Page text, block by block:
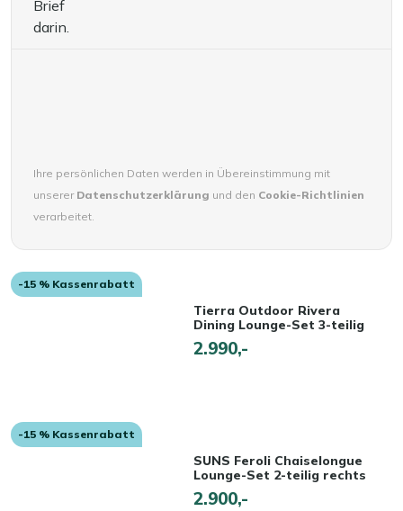
Ihre persönlichen Daten werden in Übereinstimmung mit
unserer Datenschutzerklärung und den Cookie-Richtlinien
verarbeitet.
-15 % Kassenrabatt
Tierra Outdoor Rivera
Dining Lounge-Set 3-teilig
2.990,-
-15 % Kassenrabatt
SUNS Feroli Chaiselongue
Lounge-Set 2-teilig rechts
2.900,-